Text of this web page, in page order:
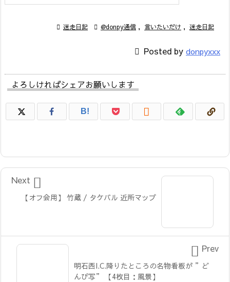
 迷走日記  @donpy通信 , 言いたいだけ , 迷走日記
 Posted by donpyxxx
よろしければシェアお願いします
B! 
【オフ会用】 竹蔵 / タケバル 近所マップ

Next
明石西I.C.降りたところの名物看板が ”ど
んぴ写” 【4枚目：風景】
 Prev